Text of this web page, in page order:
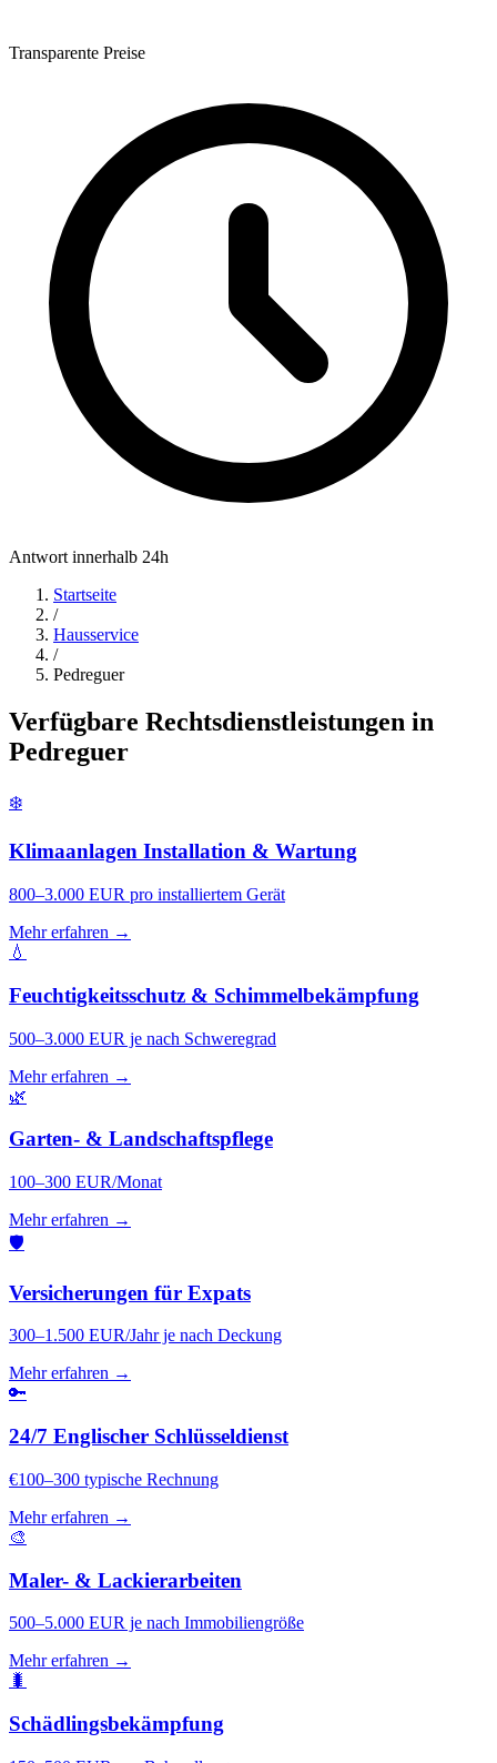
Transparente Preise
Antwort innerhalb 24h
Startseite
/
Hausservice
/
Pedreguer
Verfügbare Rechtsdienstleistungen in
Pedreguer
❄️
Klimaanlagen Installation & Wartung
800–3.000 EUR pro installiertem Gerät
Mehr erfahren →
💧
Feuchtigkeitsschutz & Schimmelbekämpfung
500–3.000 EUR je nach Schweregrad
Mehr erfahren →
🌿
Garten- & Landschaftspflege
100–300 EUR/Monat
Mehr erfahren →
🛡️
Versicherungen für Expats
300–1.500 EUR/Jahr je nach Deckung
Mehr erfahren →
🔑
24/7 Englischer Schlüsseldienst
€100–300 typische Rechnung
Mehr erfahren →
🎨
Maler- & Lackierarbeiten
500–5.000 EUR je nach Immobiliengröße
Mehr erfahren →
🐛
Schädlingsbekämpfung